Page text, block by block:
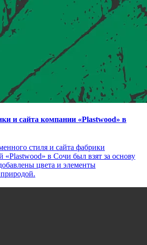
и сайта компании «Plastwood» в
стиля и сайта фабрики
в Сочи был взят за основу
цвета и элементы